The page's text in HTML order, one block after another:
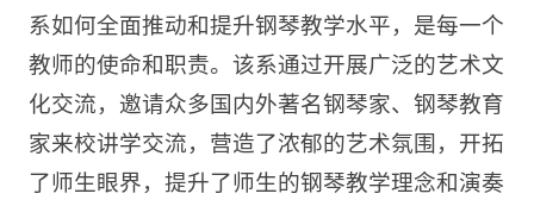
系如何全面推动和提升钢琴教学水平，是每一个
教师的使命和职责。该系通过开展广泛的艺术文
化交流，邀请众多国内外著名钢琴家、钢琴教育
家来校讲学交流，营造了浓郁的艺术氛围，开拓
了师生眼界，提升了师生的钢琴教学理念和演奏